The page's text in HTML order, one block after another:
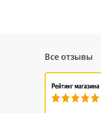
Все отзывы